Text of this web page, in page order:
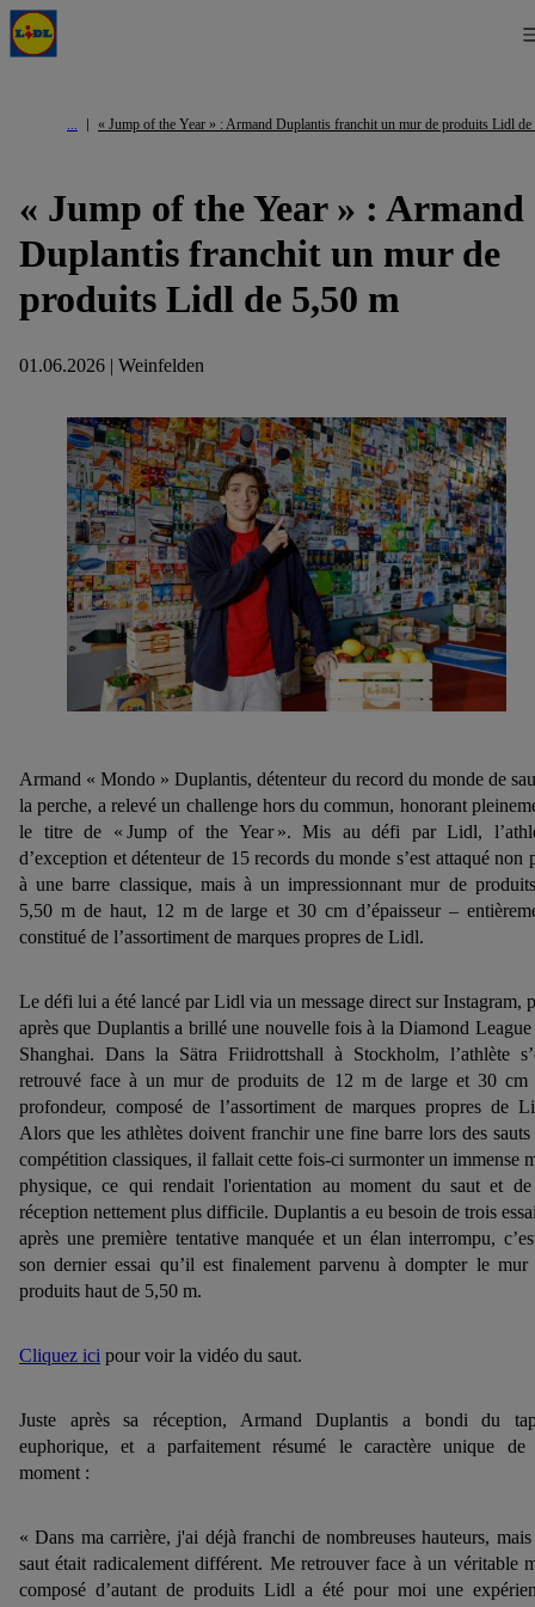
« Jump of the Year » : Armand Duplantis franchit un mur de produits Lidl de
« Jump of the Year » : Armand
Duplantis franchit un mur de
produits Lidl de 5,50 m
01.06.2026 | Weinfelden
Armand « Mondo » Duplantis, détenteur du record du monde de
la perche, a relevé un challenge hors du commun, honorant
le titre de « Jump of the Year ». Mis au défi par Lidl,
d’exception et détenteur de 15 records du monde s’est attaqué non
à une barre classique, mais à un impressionnant mur de
5,50 m de haut, 12 m de large et 30 cm d’épaisseur –
constitué de l’assortiment de marques propres de Lidl.
Le défi lui a été lancé par Lidl via un message direct sur Instagram,
après que Duplantis a brillé une nouvelle fois à la Diamond League
Shanghai. Dans la Sätra Friidrottshall à Stockholm, l’athlète
retrouvé face à un mur de produits de 12 m de large et 30 cm
profondeur, composé de l’assortiment de marques propres de
Alors que les athlètes doivent franchir une fine barre lors des sauts
compétition classiques, il fallait cette fois-ci surmonter un immense
physique, ce qui rendait l'orientation au moment du saut et
réception nettement plus difficile. Duplantis a eu besoin de trois
après une première tentative manquée et un élan interrompu,
son dernier essai qu’il est finalement parvenu à dompter le mur
produits haut de 5,50 m.
Cliquez ici pour voir la vidéo du saut.
Juste après sa réception, Armand Duplantis a bondi du
euphorique, et a parfaitement résumé le caractère unique de
moment :
« Dans ma carrière, j'ai déjà franchi de nombreuses hauteurs, mais
saut était radicalement différent. Me retrouver face à un véritable
composé d’autant de produits Lidl a été pour moi une